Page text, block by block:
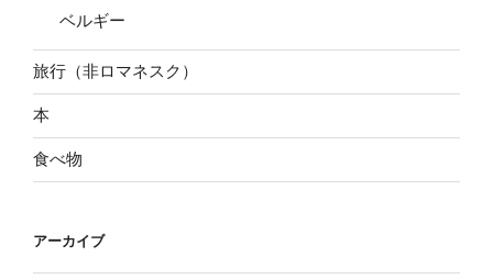
ベルギー
旅行（非ロマネスク）
本
食べ物
アーカイブ